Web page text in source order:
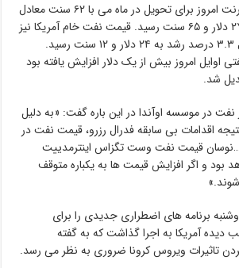
قیمت هر بشکه نفت برنت امروز برای تحویل در ماه می با ۶۲ سنت معادل
۲.۳ درصد افزایش به ۲۷ دلار و ۶۵ سنت رسید. قیمت نفت خام آمریکا نیز
امروز با ۷۶ سنت معادل ۳.۳ درصد رشد به ۲۴ دلار و ۱۲ سنت رسید.
امروز بیش از یک دلار افزایش یافته بود
شد.
نفت در موسسه اوآندا در این باره گفت: «به دلیل
اقدامات بی سابقه فدرال رزرو، قیمت نفت در
قیمت نفت وست تگزاس اینترمدییت
بود و اگر افزایش قیمت ها به یکباره متوقف
شوند.»
برنامه های اضطراری جدیدی را برای
دیده آمریکا به اجرا گذاشت که به گفته
تاثیرات ویروس کرونا ضروری به نظر می رسد.